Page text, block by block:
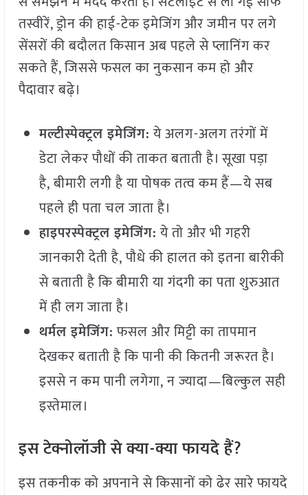
तस्वीरें, ड्रोन की हाई-टेक इमेजिंग और जमीन पर लगे
सेंसरों की बदौलत किसान अब पहले से प्लानिंग कर
सकते हैं, जिससे फसल का नुकसान कम हो और
पैदावार बढ़े।
मल्टीस्पेक्ट्रल इमेजिंग:ये अलग-अलग तरंगों में
डेटा लेकर पौधों की ताकत बताती है। सूखा पड़ा
है, बीमारी लगी है या पोषक तत्व कम हैं—ये सब
पहले ही पता चल जाता है।
हाइपरस्पेक्ट्रल इमेजिंग:ये तो और भी गहरी
जानकारी देती है, पौधे की हालत को इतना बारीकी
से बताती है कि बीमारी या गंदगी का पता शुरुआत
में ही लग जाता है।
थर्मल इमेजिंग:फसल और मिट्टी का तापमान
देखकर बताती है कि पानी की कितनी जरूरत है।
इससे न कम पानी लगेगा, न ज्यादा—बिल्कुल सही
इस्तेमाल।
इस टेक्नोलॉजी से क्या-क्या फायदे हैं?
इस तकनीक को अपनाने से किसानों को ढेर सारे फायदे